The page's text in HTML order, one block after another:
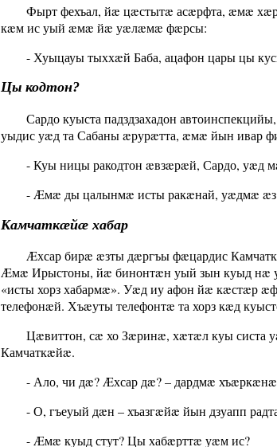
Фырт фехъал, йæ цæстытæ асæрфта, æмæ
кæм ис уый æмæ йæ уæлæмæ фæрсы:
- Хуыцауы тыххæй Баба, ацафон цары цы
Цы кодтон?
Сардо куыста падздзахадон
уыдис уæд та Сабаны æрурæтта, æмæ йын ивар
- Куы ницы ракодтон æвзæрæй, Сардо,
- Æмæ ды цалынмæ исты ракæнай, уæдмæ æз
Камчаткæйæ хабар
Æхсар бирæ æзты дæргъы фæцардис
Æмæ Ирыстоны, йæ бинонтæн уый зын куыд нæ
«исты хорз хабармæ». Уæд иу афон йæ кæстæр
телефонæй. Хъæуты телефонтæ та хорз кæд
Цæвиттон, сæ хо Зæринæ, хæтæл куы систа
Камчаткæйæ.
- Ало, чи дæ? Æхсар дæ? – дардмæ
- О, гъеуый дæн – хъазгæйæ йын дзуапп
- Æмæ куыд стут? Цы хабæрттæ уæм ис?